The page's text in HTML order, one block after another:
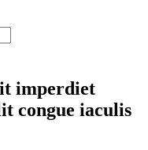
imperdiet
congue iaculis